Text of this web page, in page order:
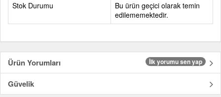
Stok Durumu
Bu ürün geçici olarak temin
edilememektedir.
Ürün Yorumları İlk yorumu sen yap
Güvelik